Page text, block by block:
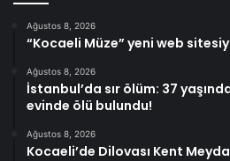
Ağustos 8, 2026
“Kocaeli Müze” yeni web
Ağustos 8, 2026
İstanbul’da sır ölüm: 37
evinde ölü bulundu!
Ağustos 8, 2026
Kocaeli’de Dilovası Kent